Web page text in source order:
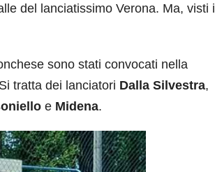
del lanciatissimo Verona. Ma, visti i
sono stati convocati nella
tratta dei lanciatori Dalla Silvestra,
e Midena.